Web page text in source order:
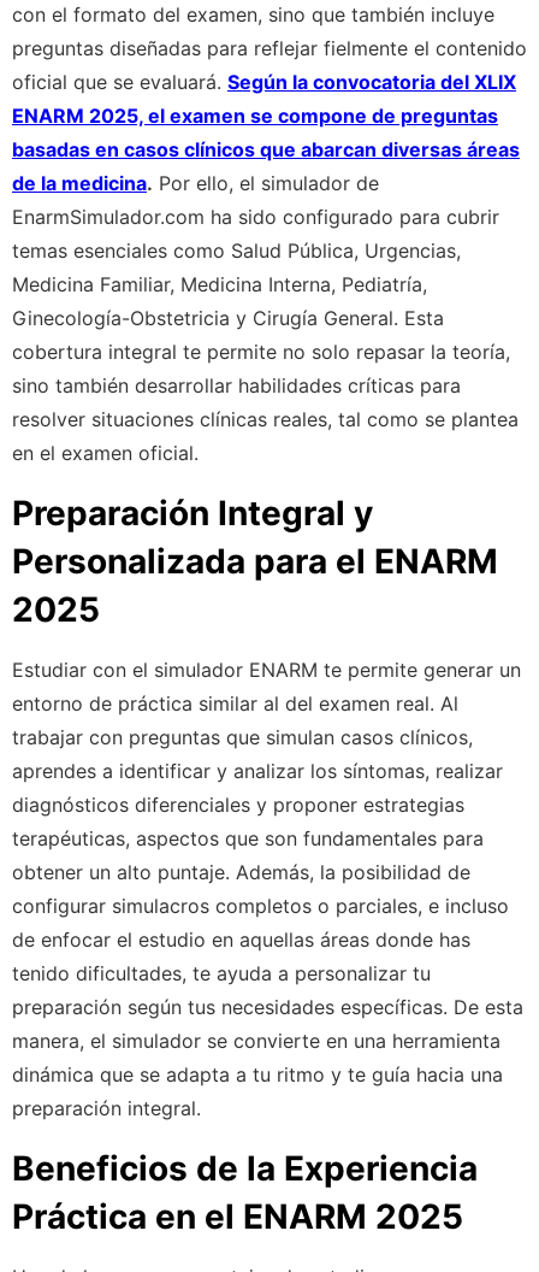
con el formato del examen, sino que también incluye
preguntas diseñadas para reflejar fielmente el contenido
oficial que se evaluará. Según la convocatoria del XLIX
ENARM 2025, el examen se compone de preguntas
basadas en casos clínicos que abarcan diversas áreas
de la medicina. Por ello, el simulador de
EnarmSimulador.com ha sido configurado para cubrir
temas esenciales como Salud Pública, Urgencias,
Medicina Familiar, Medicina Interna, Pediatría,
Ginecología-Obstetricia y Cirugía General. Esta
cobertura integral te permite no solo repasar la teoría,
sino también desarrollar habilidades críticas para
resolver situaciones clínicas reales, tal como se plantea
en el examen oficial.
Preparación Integral y
Personalizada para el ENARM
2025
Estudiar con el simulador ENARM te permite generar un
entorno de práctica similar al del examen real. Al
trabajar con preguntas que simulan casos clínicos,
aprendes a identificar y analizar los síntomas, realizar
diagnósticos diferenciales y proponer estrategias
terapéuticas, aspectos que son fundamentales para
obtener un alto puntaje. Además, la posibilidad de
configurar simulacros completos o parciales, e incluso
de enfocar el estudio en aquellas áreas donde has
tenido dificultades, te ayuda a personalizar tu
preparación según tus necesidades específicas. De esta
manera, el simulador se convierte en una herramienta
dinámica que se adapta a tu ritmo y te guía hacia una
preparación integral.
Beneficios de la Experiencia
Práctica en el ENARM 2025